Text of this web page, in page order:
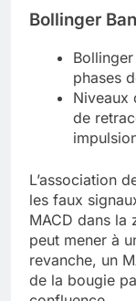
Bollinger
phases
Niveaux
de
L’association
les faux
MACD dans la
peut mener à
revanche, un
de la bougie